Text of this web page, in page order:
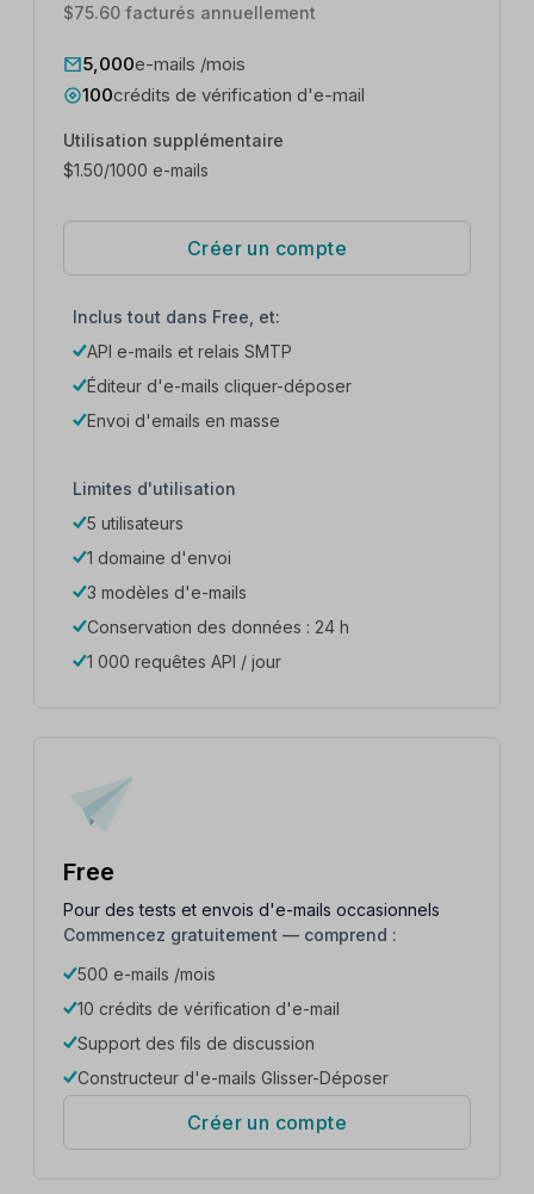
$75.60 facturés annuellement
5,000e-mails /mois
100crédits de vérification d'e-mail
Utilisation supplémentaire
$1.50/1000 e-mails
Créer un compte
Inclus tout dans Free, et:
API e-mails et relais SMTP
Éditeur d'e-mails cliquer-déposer
Envoi d'emails en masse
Limites d'utilisation
5 utilisateurs
1 domaine d'envoi
3 modèles d'e-mails
Conservation des données : 24 h
1 000 requêtes API / jour
Free
Pour des tests et envois d'e-mails occasionnels
Commencez gratuitement — comprend :
500 e-mails /mois
10 crédits de vérification d'e-mail
Support des fils de discussion
Constructeur d'e-mails Glisser-Déposer
Créer un compte